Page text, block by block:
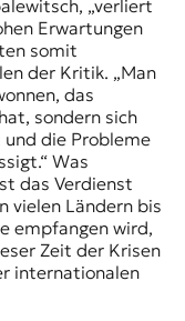
„verliert
Erwartungen
somit
der Kritik. „Man
das
sondern sich
die Probleme
Was
das Verdienst
vielen Ländern bis
empfangen wird,
Zeit der Krisen
internationalen